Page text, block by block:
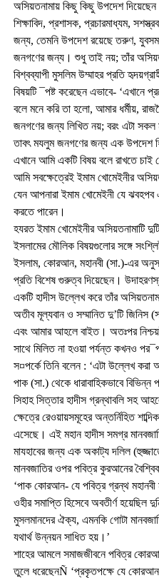
অসিয়তনামায় কিছু কিছু উপদেশ
শিক্ষাবিদ, প্রশাসক, প্রচারমাধ্যম,
জন্য, তেমনি উপদেশ রয়েছে তরুণ,
জনগণের জন্য। শুধু তাই নয়; তাঁর
বিশ্বব্যাপী মুসলিম উম্মাহর প্রতি
বিষয়টি ¯পষ্ট করেছেন এভাবে- ‘এখানে
বলে মনে করি তা হলো, আমার ধর্মীয়,
জনগণের জন্য লিখিত নয়; বরং এটা সকল
তাবৎ মযলুম জনগণের জন্য এক উপদেশ
এখানে আমি একটি বিষয় বলে রাখতে চাই
আমি সবক্ষেত্রেই ইমাম খোমেইনীর
যেন আপনারা ইমাম খোমেইনী যে ঝবহপব
করতে পারেন।
হযরত ইমাম খোমেইনীর অসিয়তনামাটি
ইসলামের মৌলিক বিষয়গুলোর সঙ্গে
ইসলাম, কোরআন, মহানবী (সা.)-এর
প্রতি বিশেষ গুরুত্ব দিয়েছেন।
একটি হাদীস উল্লেখ করে তাঁর
অতীব মূল্যবান ও সম্মানিত দু’টি জিনিস
এবং আমার আহলে বাইত। অতঃপর
সাথে মিলিত না হওয়া পর্যন্ত কখনও
স¤পর্কে তিনি বলেন : ‘এটা উল্লেখ করা
পাক (সা.) থেকে ধারাবাহিকভাবে বিভিন্ন
সিহাহ সিত্তার হাদীস গ্রন্থাবলি সহ
ক্ষেত্রে রেওয়ায়সমূহের অন্তর্নিহিত
এসেছে। এই মহান হাদীস সমগ্র
মাযহাবের জন্য এক অকাট্য দলিল
মানবজাতির ওপর পবিত্র কুরআনের
‘পাক কোরআন- যে পবিত্র গ্রন্থ মহানবী
ওহীর সমাপ্তি হিসেবে অবতীর্ণ হয়েছিল
মুসলমানদের ঐক্য, এমনকি গোটা
যথার্থ উন্নয়ন সাধিত হয়।’
শাহের আমলে সমাজজীবনে পবিত্র
তুলে ধরেছেনÑ ‘প্রকৃতপক্ষে যে কোরআন